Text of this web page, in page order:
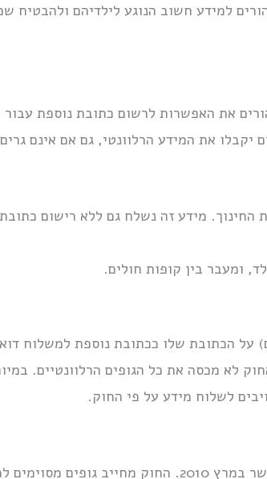
למידע חשוב הנוגע לילדיהם ולהבטיח
2012 ונכנס לתוקף ביוני 2012, מספק להורים את האפשרות לרשום
את המידע הרלוונטי, גם אם אינם
החינוך. מידע זה נשלח גם ללא רישום
ומעבר בין קופות חולים.
הכתובת שלו ככתובת נוספת למשלוח
לא מכסה את כל הגופים הרלוונטיים.
לשלוח מידע על פי החוק.
החוק הוגש לבקשתנו על ידי חברי הכנסת יריב לוין ודב חנין ואושר